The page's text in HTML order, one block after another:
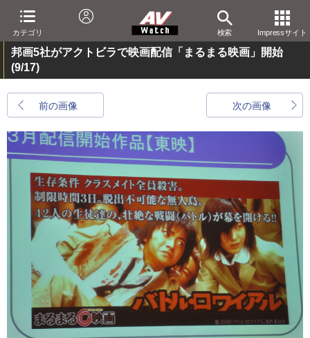
カテゴリ 検索 Impressサイト
邦画5社がアクトビラで映画配信「まるまる映画」開始
(9/17)
前の画像 次の画像